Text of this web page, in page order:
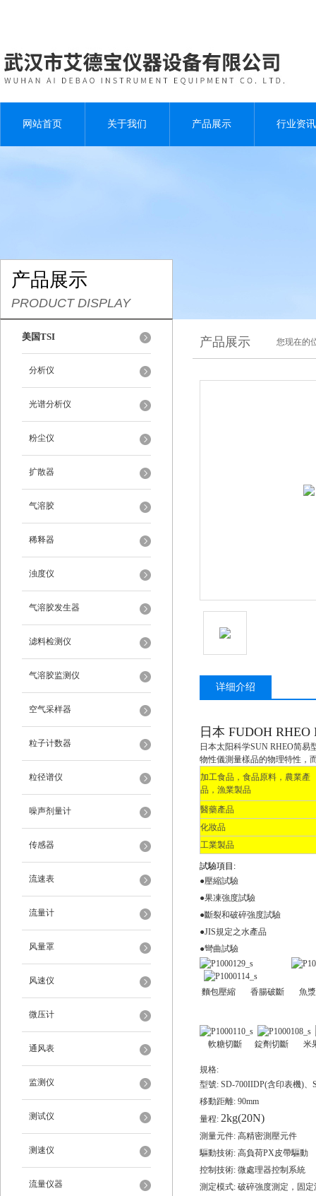
网站首页 关于我们 产品展示 行业资讯
产品展示
PRODUCT DISPLAY
美国TSI
分析仪
光谱分析仪
粉尘仪
扩散器
气溶胶
稀释器
浊度仪
气溶胶发生器
滤料检测仪
气溶胶监测仪
空气采样器
粒子计数器
粒径谱仪
噪声剂量计
传感器
流速表
流量计
风量罩
风速仪
微压计
通风表
监测仪
测试仪
测速仪
流量仪器
产品展示 您现在的
详细介绍
日本 FUDOH
日本太阳科学SUN RHEO简易
物性儀測量樣品的物理特性，
加工食品，食品原料，農業產
品，漁業製品
醫藥產品
化妝品
工業製品
試驗項目:
●壓縮試驗
●果凍強度試驗
●斷裂和破碎強度試驗
●JIS規定之水產品
●彎曲試驗
麵包壓縮 香腸破斷 魚
軟糖切斷 錠劑切斷 米
規格:
型號: SD-700IIDP(含印表機)、
移動距離: 90mm
量程: 2kg(20N)
測量元件: 高精密測壓元件
驅動技術: 高負荷PX皮帶驅動
控制技術: 微處理器控制系統
測定模式: 破碎強度測定 ，固